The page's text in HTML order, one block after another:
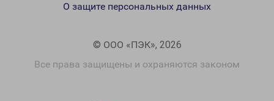
© ООО «ПЭК», 2026
Все права защищены и охраняются законом
О защите персональных данных